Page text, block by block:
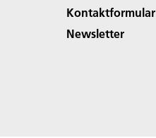
Kontaktformular
Newsletter